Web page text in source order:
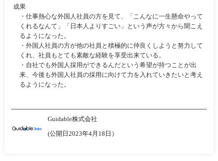
成果
・仕事熱心な外国人社員の方を見て、「こんなに一生懸命やって
くれるなんて」「日本人よりすごい」という声が方々から聞こえ
るようになった。
・外国人社員の方が他の社員と積極的に仲良くしようと努力して
くれ、社員もとても素敵な経験を享受出来ている。
・自社でも外国人採用ができるんだという希望が持つことが出
来、今後も外国人社員の採用に向けて力を入れていきたいと考え
るようになった。
Guidable株式会社
(公開日2023年4月18日）